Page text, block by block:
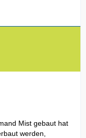
Mist gebaut hat
werden,